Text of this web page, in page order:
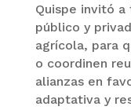
Quispe invitó
público y
agrícola, para
o coordinen
alianzas en
adaptativa y